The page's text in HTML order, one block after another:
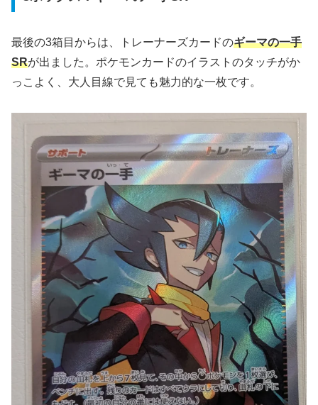
最後の3箱目からは、トレーナーズカードのギーマの一手
SRが出ました。ポケモンカードのイラストのタッチがか
っこよく、大人目線で見ても魅力的な一枚です。